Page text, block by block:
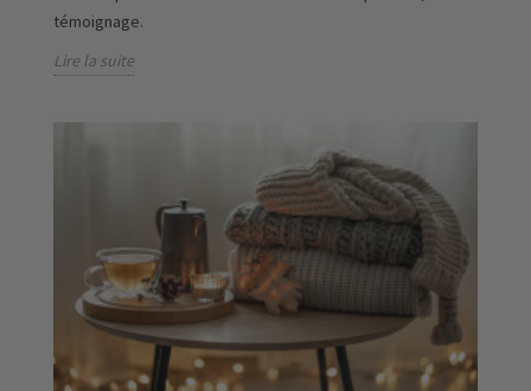
témoignage.
Lire la suite